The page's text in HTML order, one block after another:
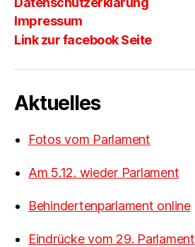
Impressum
Link zur facebook Seite
Aktuelles
Fotos vom Parlament
Am 5.12. wieder Parlament
Behindertenparlament online
Eindrücke vom 29. Parlament